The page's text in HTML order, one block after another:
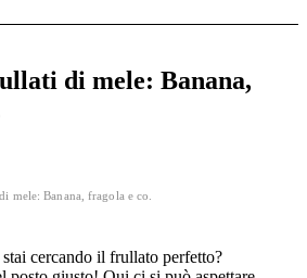
di mele: Banana,
mele: Banana, fragola e co.
cercando il frullato perfetto?